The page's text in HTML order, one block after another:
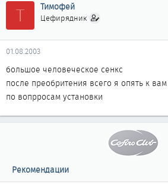
Т Тимофей
Цефирядник
01.08.2003
большое человеческое сенкс
после преобритения всего я опять к
по вопрросам установки
Рекомендации